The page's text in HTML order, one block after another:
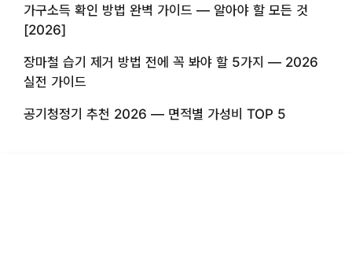
가구소득 확인 방법 완벽 가이드 — 알아야 할 모든 것
[2026]
장마철 습기 제거 방법 전에 꼭 봐야 할 5가지 — 2026
실전 가이드
공기청정기 추천 2026 — 면적별 가성비 TOP 5